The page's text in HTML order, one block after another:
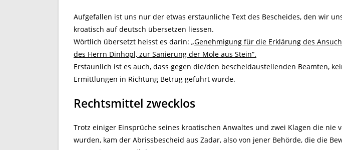
Aufgefallen ist uns nur der etwas erstaunliche Text des Bescheides, den wir
kroatisch auf deutsch übersetzen liessen.
Wörtlich übersetzt heisst es darin: „Genehmigung für die Erklärung des
des Herrn Dinhopl, zur Sanierung der Mole aus Stein“.
Erstaunlich ist es auch, dass gegen die/den bescheidaustellenden Beamten,
Ermittlungen in Richtung Betrug geführt wurde.
Rechtsmittel zwecklos
Trotz einiger Einsprüche seines kroatischen Anwaltes und zwei Klagen die nie
wurden, kam der Abrissbescheid aus Zadar, also von jener Behörde, die die